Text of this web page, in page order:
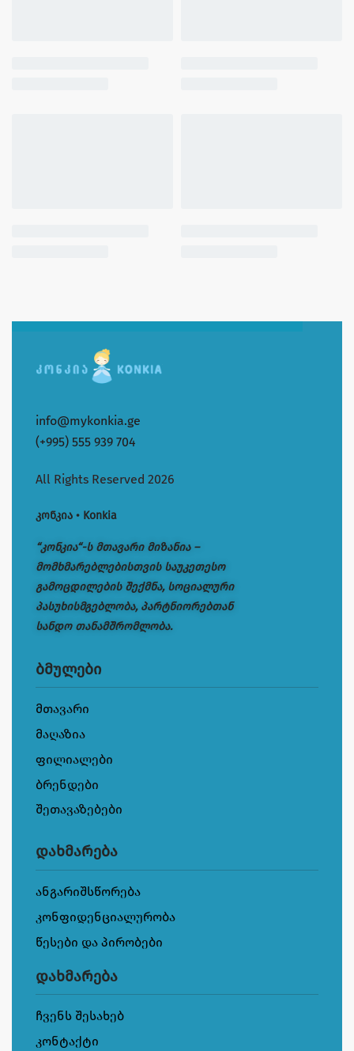
info@mykonkia.ge
(+995) 555 939 704
All Rights Reserved 2026
კონკია • Konkia
“კონკია“-ს მთავარი მიზანია –
მომხმარებლებისთვის საუკეთესო
გამოცდილების შექმნა, სოციალური
პასუხისმგებლობა, პარტნიორებთან
სანდო თანამშრომლობა.
ბმულები
მთავარი
მაღაზია
ფილიალები
ბრენდები
შეთავაზებები
დახმარება
ანგარიშსწორება
კონფიდენციალურობა
წესები და პირობები
დახმარება
ჩვენს შესახებ
კონტაქტი